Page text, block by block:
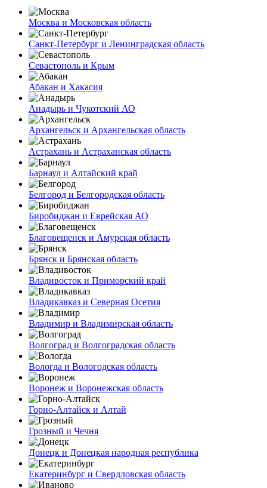
Москва и Московская область
Санкт-Петербург и Ленинградская область
Севастополь и Крым
Абакан и Хакасия
Анадырь и Чукотский АО
Архангельск и Архангельская область
Астрахань и Астраханская область
Барнаул и Алтайский край
Белгород и Белгородская область
Биробиджан и Еврейская АО
Благовещенск и Амурская область
Брянск и Брянская область
Владивосток и Приморский край
Владикавказ и Северная Осетия
Владимир и Владимирская область
Волгоград и Волгоградская область
Вологда и Вологодская область
Воронеж и Воронежская область
Горно-Алтайск и Алтай
Грозный и Чечня
Донецк и Донецкая народная республика
Екатеринбург и Свердловская область